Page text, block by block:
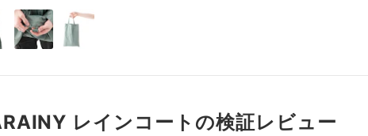
レインコートの検証レビュー